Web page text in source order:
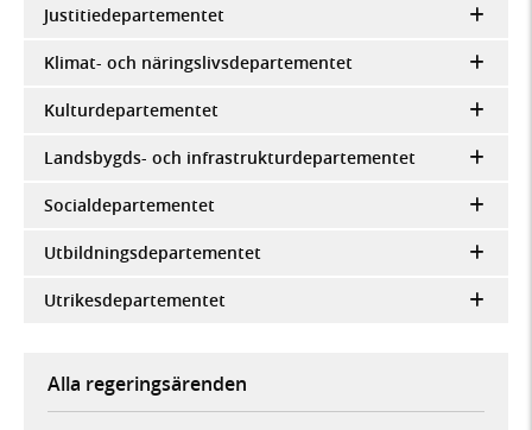
Justitiedepartementet
Klimat- och näringslivsdepartementet
Kulturdepartementet
Landsbygds- och infrastrukturdepartementet
Socialdepartementet
Utbildningsdepartementet
Utrikesdepartementet
Alla regeringsärenden